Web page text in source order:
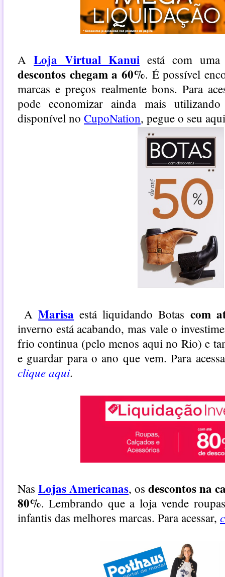
A Loja Virtual Kanui está com
descontos chegam a 60%. É possível
marcas e preços realmente bons. Para
pode economizar ainda mais
disponível no CupoNation, pegue o seu
AMarisa está liquidando Botas com
inverno está acabando, mas vale o
frio continua (pelo menos aqui no Rio) e
e guardar para o ano que vem. Para
clique aqui.
Nas Lojas Americanas, os descontos na
80%. Lembrando que a loja vende
infantis das melhores marcas. Para acessar,